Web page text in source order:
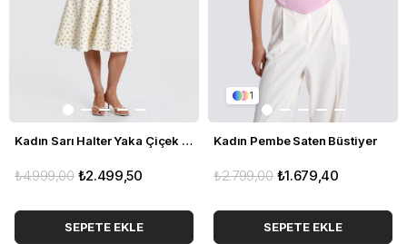
Kadın Sarı Halter Yaka Çiçek Desenli Midi Elbise
₺2.499,50
₺4.999,00
SEPETE EKLE
1
Kadın Pembe Saten Büstiyer
₺1.679,40
₺2.799,00
SEPETE EKLE